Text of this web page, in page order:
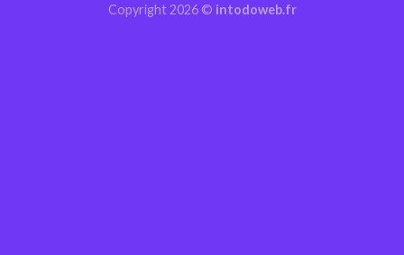
Copyright 2026 © intodoweb.fr